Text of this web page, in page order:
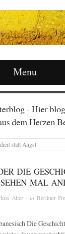
Menu
- Hier
dem Herzen
statt Angst
DIE
MAL
Alter · in Berliner
Die